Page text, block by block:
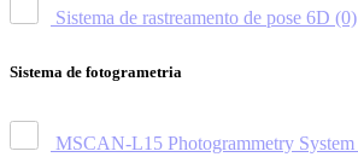
Sistema de rastreamento de pose 6D (0)
Sistema de fotogrametria
MSCAN-L15 Photogrammetry System